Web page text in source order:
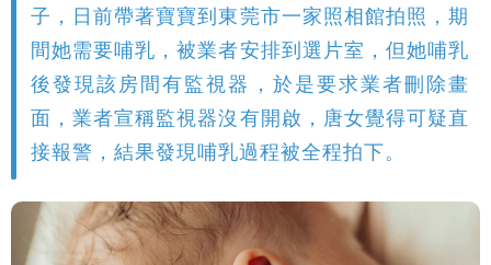
子，日前帶著寶寶到東莞市一家照相館拍照，期
間她需要哺乳，被業者安排到選片室，但她哺乳
後發現該房間有監視器，於是要求業者刪除畫
面，業者宣稱監視器沒有開啟，唐女覺得可疑直
接報警，結果發現哺乳過程被全程拍下。